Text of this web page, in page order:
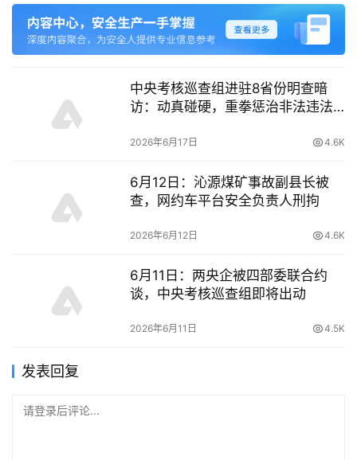
中央考核巡查组进驻8省份明查暗
访：动真碰硬，重拳惩治非法违法
2026年6月17日 4.6K
6月12日：沁源煤矿事故副县长被
查，网约车平台安全负责人刑拘
2026年6月12日 4.6K
6月11日：两央企被四部委联合约
谈，中央考核巡查组即将出动
2026年6月11日 4.5K
发表回复
请登录后评论...